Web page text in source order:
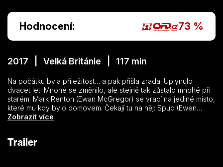
Hodnocení: 73 %
2017 | Velká Británie | 117 min
Na počátku byla příležitost… a pak přišla zrada. Uplynulo
dvacet let. Mnohé se změnilo, ale stejně tak zůstalo mnohé při
starém. Mark Renton (Ewan McGregor) se vrací na jediné místo,
které mu kdy bylo domovem. Čekají tu na něj: Spud (Ewen
Bremner), Sick Boy (Jonny Lee Miller) a Begbie (Robert
heroin, sebedestrukce a smrtelné nebezpečí, ti všichni stojí ve
Zobrazit více
Trailer